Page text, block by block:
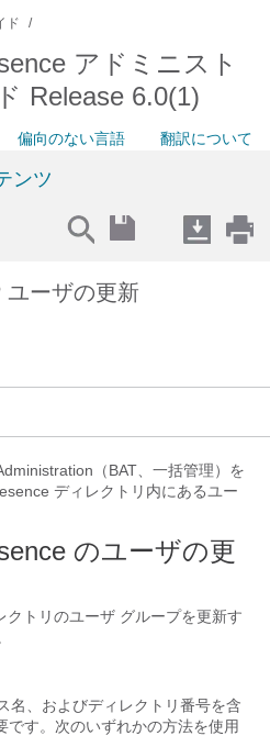
ド
アドミニスト
Release 6.0(1)
偏向のない言語 翻訳について
ンツ
ユーザの更新
（BAT、一括管理）を
ディレクトリ内にあるユー
のユーザの更
トリのユーザ グループを更新す
名、およびディレクトリ番号を含
です。次のいずれかの方法を使用